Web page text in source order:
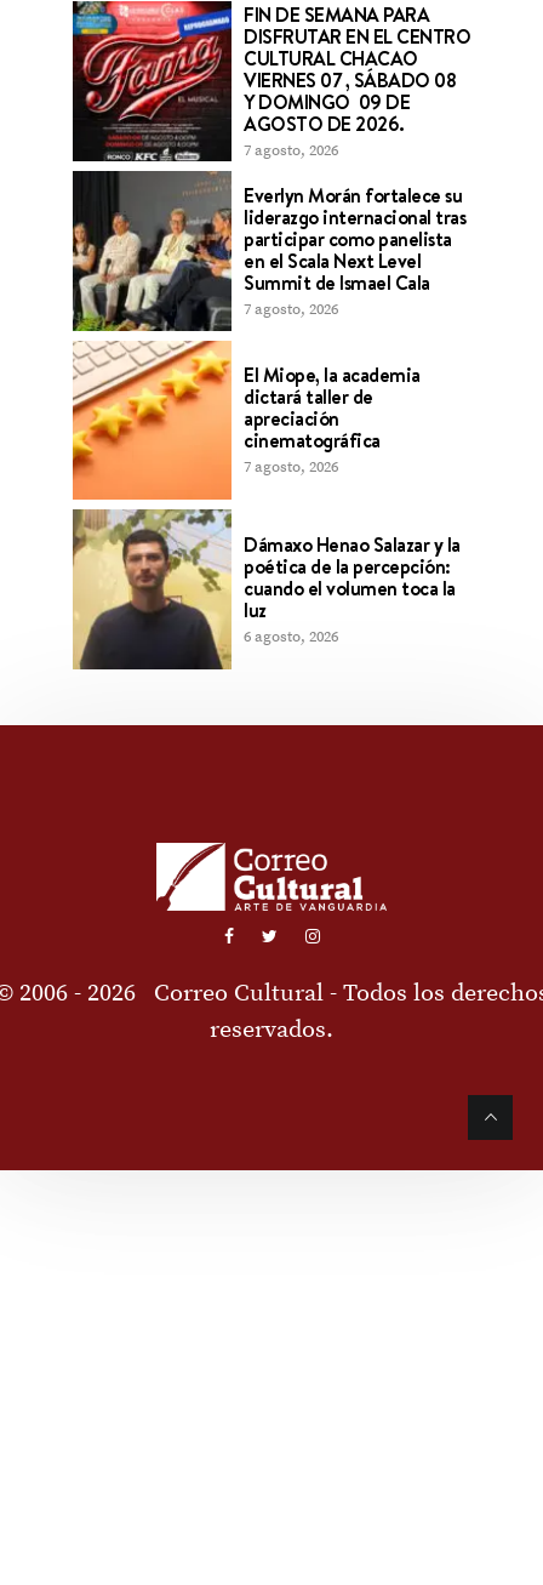
FIN DE SEMANA PARA
DISFRUTAR EN EL CENTRO
CULTURAL CHACAO
VIERNES 07 , SÁBADO 08
Y DOMINGO 09 DE
AGOSTO DE 2026.
7 agosto, 2026
Everlyn Morán fortalece su
liderazgo internacional tras
participar como panelista
en el Scala Next Level
Summit de Ismael Cala
7 agosto, 2026
El Miope, la academia
dictará taller de
apreciación
cinematográfica
7 agosto, 2026
Dámaxo Henao Salazar y la
poética de la percepción:
cuando el volumen toca la
luz
6 agosto, 2026
2006 - 2026 Correo Cultural - Todos los
reservados.